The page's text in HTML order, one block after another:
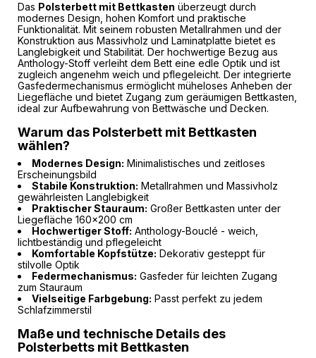
Das Polsterbett mit Bettkasten überzeugt durch
modernes Design, hohen Komfort und praktische
Funktionalität. Mit seinem robusten Metallrahmen und der
Konstruktion aus Massivholz und Laminatplatte bietet es
Langlebigkeit und Stabilität. Der hochwertige Bezug aus
Anthology-Stoff verleiht dem Bett eine edle Optik und ist
zugleich angenehm weich und pflegeleicht. Der integrierte
Gasfedermechanismus ermöglicht müheloses Anheben der
Liegefläche und bietet Zugang zum geräumigen Bettkasten,
ideal zur Aufbewahrung von Bettwäsche und Decken.
Warum das Polsterbett mit Bettkasten
wählen?
Modernes Design: Minimalistisches und zeitloses
Erscheinungsbild
Stabile Konstruktion: Metallrahmen und Massivholz
gewährleisten Langlebigkeit
Praktischer Stauraum: Großer Bettkasten unter der
Liegefläche 160x200 cm
Hochwertiger Stoff: Anthology-Bouclé - weich,
lichtbeständig und pflegeleicht
Komfortable Kopfstütze: Dekorativ gesteppt für
stilvolle Optik
Federmechanismus: Gasfeder für leichten Zugang
zum Stauraum
Vielseitige Farbgebung: Passt perfekt zu jedem
Schlafzimmerstil
Maße und technische Details des
Polsterbetts mit Bettkasten